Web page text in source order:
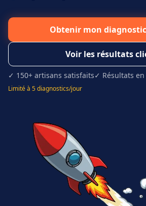
Obtenir mon
Voir les résultats
✓ 150+ artisans satisfaits✓ Résultats
Limité à 5 diagnostics/jour